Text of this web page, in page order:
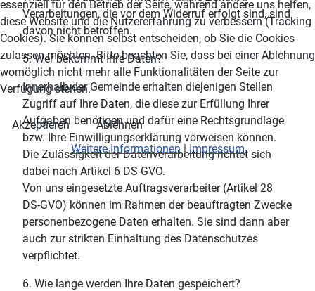
Verarbeitungen, die vor dem Widerruf erfolgt sind, sind
davon nicht betroffen.
5. Wer bekommt Ihre Daten?
Innerhalb der Gemeinde erhalten diejenigen Stellen
Zugriff auf Ihre Daten, die diese zur Erfüllung Ihrer
Aufgaben benötigen und dafür eine Rechtsgrundlage
bzw. Ihre Einwilligungserklärung vorweisen können.
Die Zulässigkeit der Datenverarbeitung richtet sich
dabei nach Artikel 6 DS-GVO.
Von uns eingesetzte Auftragsverarbeiter (Artikel 28
DS-GVO) können im Rahmen der beauftragten Zwecke
personenbezogene Daten erhalten. Sie sind dann aber
auch zur strikten Einhaltung des Datenschutzes
verpflichtet.
6. Wie lange werden Ihre Daten gespeichert?
essenziell für den Betrieb der Seite, während andere uns helfen,
diese Website und die Nutzererfahrung zu verbessern (Tracking
Cookies). Sie können selbst entscheiden, ob Sie die Cookies
zulassen möchten. Bitte beachten Sie, dass bei einer Ablehnung
womöglich nicht mehr alle Funktionalitäten der Seite zur
Verfügung stehen.
Akzeptieren
Ablehnen
Weitere Informationen|Impressum